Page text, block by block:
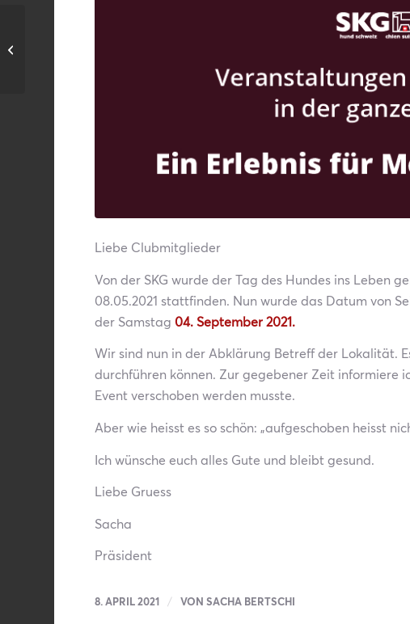
Liebe Clubmitglieder
Von der SKG wurde der Tag des Hundes ins Leben
08.05.2021 stattfinden. Nun wurde das Datum von
der Samstag04. September 2021.
Wir sind nun in der Abklärung Betreff der Lokalität.
durchführen können. Zur gegebener Zeit informiere
Event verschoben werden musste.
Aber wie heisst es so schön: „aufgeschoben heisst
Ich wünsche euch alles Gute und bleibt gesund.
Liebe Gruess
Sacha
Präsident
8. APRIL 2021 / VONSACHA BERTSCHI